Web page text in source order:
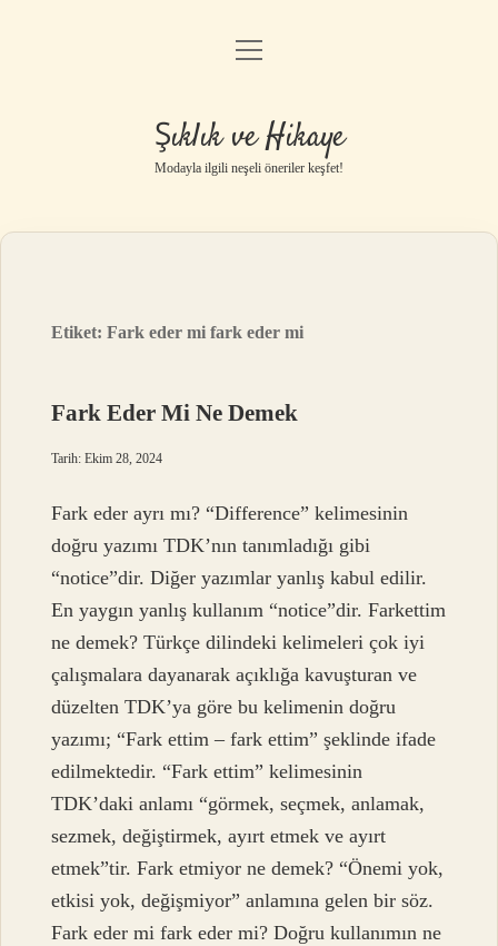
Gizlilik Politikası
Yasal Uyarı
menüyü
Şıklık ve Hikaye
Modayla ilgili neşeli öneriler keşfet!
Etiket:Fark eder mi fark eder mi
Fark Eder Mi Ne Demek
Tarih: Ekim 28, 2024
Fark eder ayrı mı? “Difference” kelimesinin
doğru yazımı TDK’nın tanımladığı gibi
“notice”dir. Diğer yazımlar yanlış kabul edilir.
En yaygın yanlış kullanım “notice”dir. Farkettim
ne demek? Türkçe dilindeki kelimeleri çok iyi
çalışmalara dayanarak açıklığa kavuşturan ve
düzelten TDK’ya göre bu kelimenin doğru
yazımı; “Fark ettim – fark ettim” şeklinde ifade
edilmektedir. “Fark ettim” kelimesinin
TDK’daki anlamı “görmek, seçmek, anlamak,
sezmek, değiştirmek, ayırt etmek ve ayırt
etmek”tir. Fark etmiyor ne demek? “Önemi yok,
etkisi yok, değişmiyor” anlamına gelen bir söz.
Fark eder mi fark eder mi? Doğru kullanımın ne